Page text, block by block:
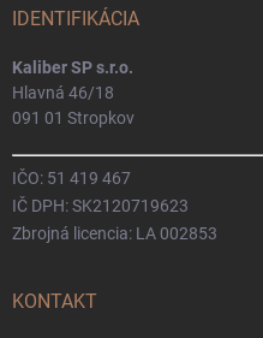
IDENTIFIKÁCIA
Kaliber SP s.r.o.
Hlavná 46/18
091 01 Stropkov
IČO: 51 419 467
IČ DPH: SK2120719623
Zbrojná licencia: LA 002853
KONTAKT